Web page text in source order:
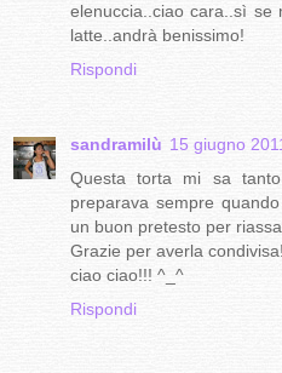
elenuccia..ciao cara..sì se
latte..andrà benissimo!
Rispondi
sandramilù 15 giugno
Questa torta mi sa
preparava sempre
un buon pretesto per
Grazie per averla condivisa!
ciao ciao!!! ^_^
Rispondi